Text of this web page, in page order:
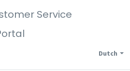
Service
Dutch